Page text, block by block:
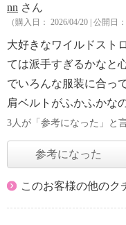
nn さん
（購入日： 2026/04/20 | 公開日：
大好きなワイルドスト
ては派手すぎるかなと
でいろんな服装に合っ
肩ベルトがふかふかな
3人が「参考になった」と
参考になった
このお客様の他のク